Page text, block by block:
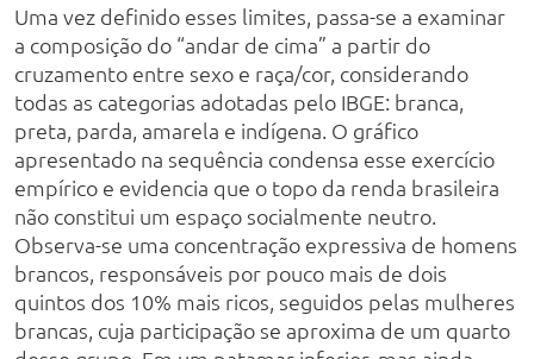
Uma vez definido esses limites, passa-se a examinar
a composição do “andar de cima” a partir do
cruzamento entre sexo e raça/cor, considerando
todas as categorias adotadas pelo IBGE: branca,
preta, parda, amarela e indígena. O gráfico
apresentado na sequência condensa esse exercício
empírico e evidencia que o topo da renda brasileira
não constitui um espaço socialmente neutro.
Observa-se uma concentração expressiva de homens
brancos, responsáveis por pouco mais de dois
quintos dos 10% mais ricos, seguidos pelas mulheres
brancas, cuja participação se aproxima de um quarto